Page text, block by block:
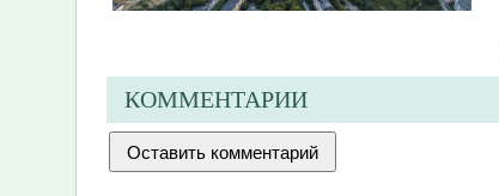
КОММЕНТАРИИ